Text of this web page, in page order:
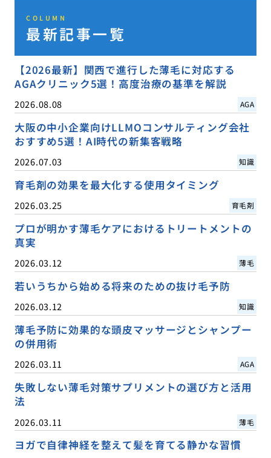
COLUMN
最新記事一覧
【2026最新】関西で進行した薄毛に対応する
AGAクリニック5選！高度治療の基準を解説
2026.08.08 AGA
大阪の中小企業向けLLMOコンサルティング会社
おすすめ5選！AI時代の新集客戦略
2026.07.03 知識
育毛剤の効果を最大化する使用タイミング
2026.03.25 育毛剤
プロが明かす薄毛ケアにおけるトリートメントの
真実
2026.03.12 薄毛
若いうちから始める将来のための抜け毛予防
2026.03.12 知識
薄毛予防に効果的な頭皮マッサージとシャンプー
の併用術
2026.03.11 AGA
失敗しない薄毛対策サプリメントの選び方と活用
法
2026.03.11 薄毛
ヨガで自律神経を整えて髪を育てる静かな習慣